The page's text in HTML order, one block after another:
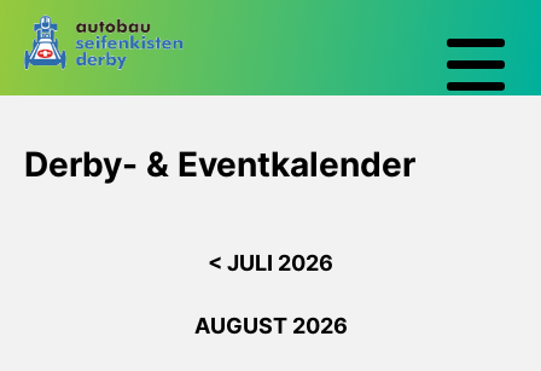
Derby- & Eventkalender
< JULI 2026
AUGUST 2026